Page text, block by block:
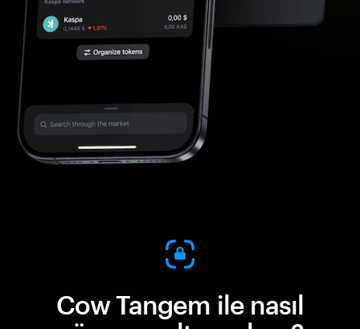
Cow Tangem ile nasıl